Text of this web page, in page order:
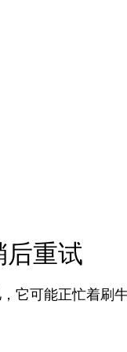
后重试
它可能正忙着刷